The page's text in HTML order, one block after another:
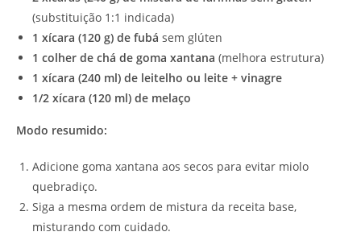
(substituição 1:1 indicada)
1 xícara (120 g) de fubá sem glúten
1 colher de chá de goma xantana (melhora estrutura)
1 xícara (240 ml) de leitelho ou leite + vinagre
1/2 xícara (120 ml) de melaço
Modo resumido:
Adicione goma xantana aos secos para evitar miolo
quebradiço.
Siga a mesma ordem de mistura da receita base,
misturando com cuidado.